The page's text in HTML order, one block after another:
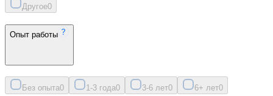
Другое0
Опыт работы
Без опыта0 1-3 года0 3-6 лет0 6+ лет0